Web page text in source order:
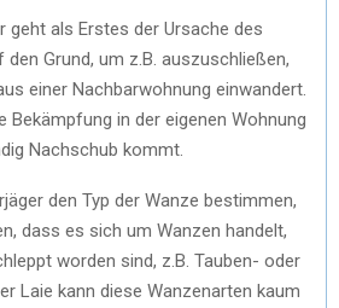
geht als Erstes der Ursache des
Grund, um z.B. auszuschließen,
einer Nachbarwohnung einwandert.
Bekämpfung in der eigenen Wohnung
Nachschub kommt.
den Typ der Wanze bestimmen,
dass es sich um Wanzen handelt,
worden sind, z.B. Tauben- oder
Laie kann diese Wanzenarten kaum